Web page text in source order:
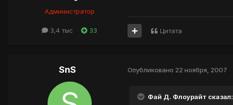
Администратор
3,4 тыс 33 Цитата
SnS Опубликовано 22 ноября, 2007
Фай Д. Флоурайт сказал: